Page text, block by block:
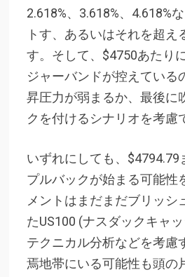
2.618%、3.618%、4.618%
トす、あるいはそれを超え
す。そして、$4750あたり
ジャーバンドが控えている
昇圧力が弱まるか、最後に
クを付けるシナリオを考慮
いずれにしても、$4794.79
プルバックが始まる可能性
メントはまだまだブリッシ
たUS100 (ナスダックキャッ
テクニカル分析などを考慮
焉地帯にいる可能性も頭の